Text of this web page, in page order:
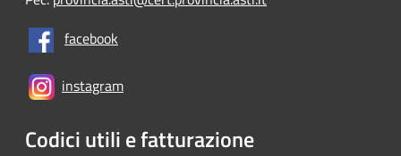
facebook
instagram
Codici utili e fatturazione